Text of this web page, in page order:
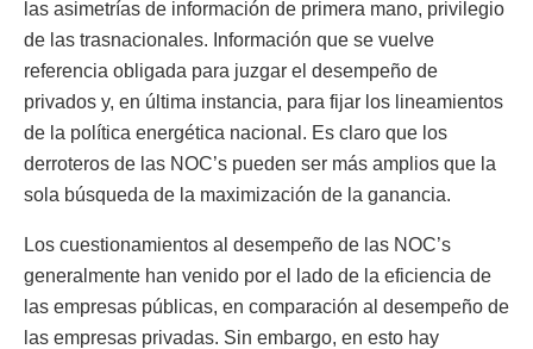
las asimetrías de información de primera mano, privilegio
de las trasnacionales. Información que se vuelve
referencia obligada para juzgar el desempeño de
privados y, en última instancia, para fijar los lineamientos
de la política energética nacional. Es claro que los
derroteros de las NOC’s pueden ser más amplios que la
sola búsqueda de la maximización de la ganancia.
Los cuestionamientos al desempeño de las NOC’s
generalmente han venido por el lado de la eficiencia de
las empresas públicas, en comparación al desempeño de
las empresas privadas. Sin embargo, en esto hay